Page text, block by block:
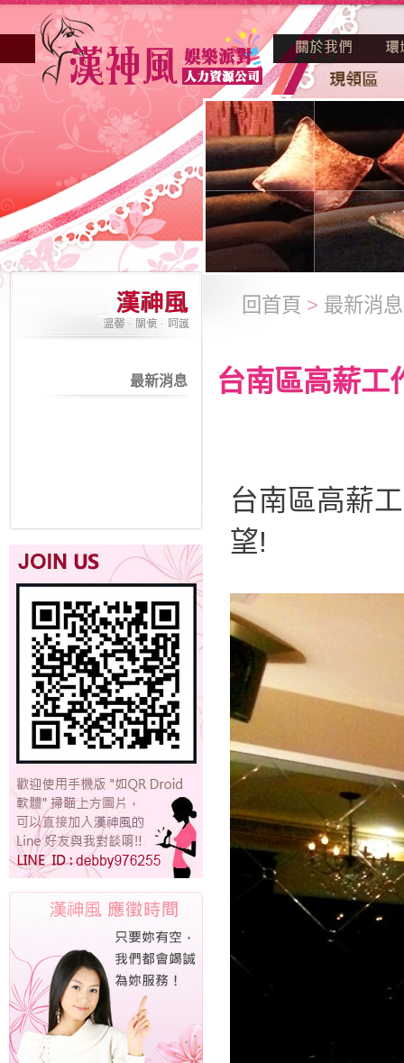
最新消息
回首頁 > 最新消息
台南區高薪工
台南區高薪
望!